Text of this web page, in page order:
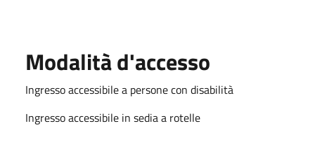
Modalità d'accesso
Ingresso accessibile a persone con disabilità
Ingresso accessibile in sedia a rotelle